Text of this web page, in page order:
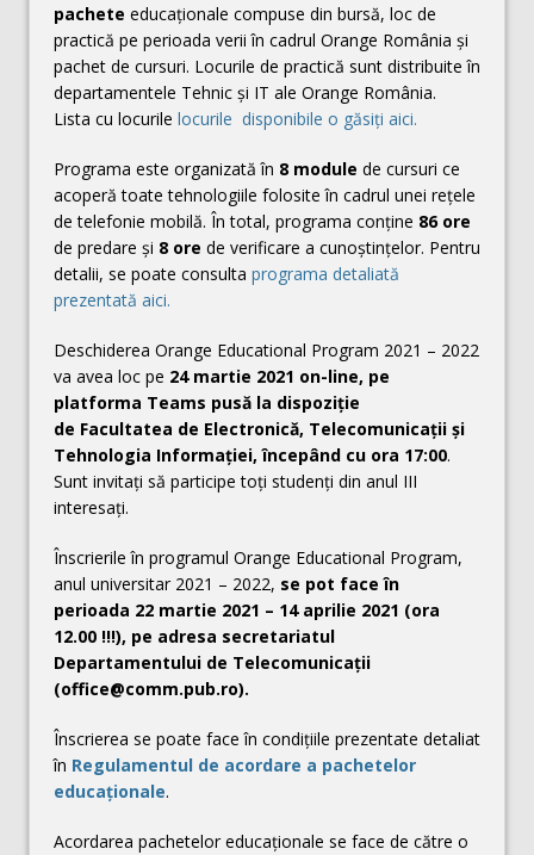
pachete educaționale compuse din bursă, loc de
practică pe perioada verii în cadrul Orange România și
pachet de cursuri. Locurile de practică sunt distribuite în
departamentele Tehnic și IT ale Orange România.
Lista cu locurile locurile disponibile o găsiți aici.
Programa este organizată în 8 module de cursuri ce
acoperă toate tehnologiile folosite în cadrul unei rețele
de telefonie mobilă. În total, programa conține 86 ore
de predare și 8 ore de verificare a cunoștințelor. Pentru
detalii, se poate consulta programa detaliată
prezentată aici.
Deschiderea Orange Educational Program 2021 – 2022
va avea loc pe 24 martie 2021 on-line, pe
platforma Teams pusă la dispoziție
de Facultatea de Electronică, Telecomunicații și
Tehnologia Informației, începând cu ora 17:00.
Sunt invitați să participe toți studenți din anul III
interesați.
Înscrierile în programul Orange Educational Program,
anul universitar 2021 – 2022, se pot face în
perioada 22 martie 2021 – 14 aprilie 2021 (ora
12.00 !!!), pe adresa secretariatul
Departamentului de Telecomunicaţii
(office@comm.pub.ro).
Înscrierea se poate face în condițiile prezentate detaliat
în Regulamentul de acordare a pachetelor
educaționale.
Acordarea pachetelor educaţionale se face de către o